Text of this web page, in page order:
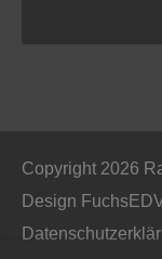
Copyright 2026
Design